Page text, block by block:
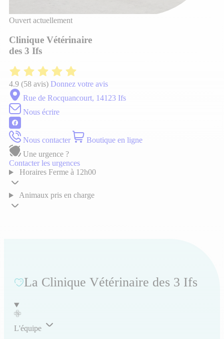
Ouvert actuellement
Clinique Vétérinaire
des 3 Ifs
4.9 (58 avis) Donnez votre avis
Rue de Rocquancourt, 14123 Ifs
Nous écrire
Nous contacter
Boutique en ligne
Une urgence ?
Contacter les urgences
Horaires Ferme à 12h00
Animaux pris en charge
La Clinique Vétérinaire des 3 Ifs
L'équipe